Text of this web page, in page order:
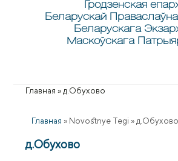
Гродзенская
Беларускай
Беларускага
Маскоўскага
Вы здесь
Главная » д.Обухово
Главная » Novostnye Tegi » д.Обухово
д.Обухово